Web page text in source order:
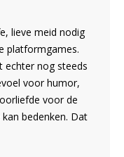
lieve meid nodig
platformgames.
echter nog steeds
voor humor,
voor de
bedenken. Dat